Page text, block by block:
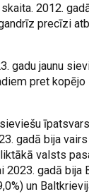
2012.
precīzi
gadu jaunu
pret
gadā bija vairs
valsts
gadā bija
un